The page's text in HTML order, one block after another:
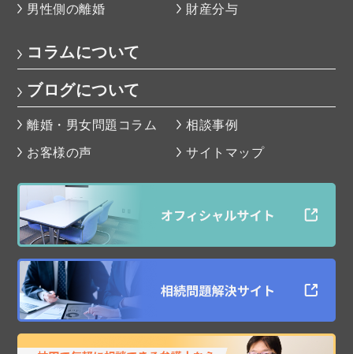
男性側の離婚
財産分与
コラムについて
ブログについて
離婚・男女問題コラム
相談事例
お客様の声
サイトマップ